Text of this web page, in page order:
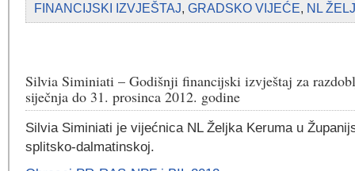
FINANCIJSKI IZVJEŠTAJ, GRADSKO VIJEĆE, NL
Silvia Siminiati – Godišnji financijski izvještaj za
siječnja do 31. prosinca 2012. godine
Silvia Siminiati je vijećnica NL Željka Keruma u
splitsko-dalmatinskoj.